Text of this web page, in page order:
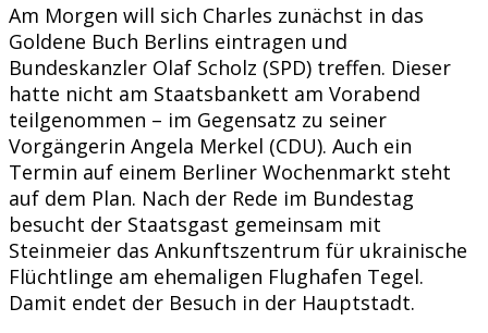
Am Morgen will sich Charles zunächst in das
Goldene Buch Berlins eintragen und
Bundeskanzler Olaf Scholz (SPD) treffen. Dieser
hatte nicht am Staatsbankett am Vorabend
teilgenommen – im Gegensatz zu seiner
Vorgängerin Angela Merkel (CDU). Auch ein
Termin auf einem Berliner Wochenmarkt steht
auf dem Plan. Nach der Rede im Bundestag
besucht der Staatsgast gemeinsam mit
Steinmeier das Ankunftszentrum für ukrainische
Flüchtlinge am ehemaligen Flughafen Tegel.
Damit endet der Besuch in der Hauptstadt.